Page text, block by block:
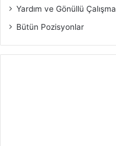
Yardım ve Gönüllü Çalışma
Bütün Pozisyonlar